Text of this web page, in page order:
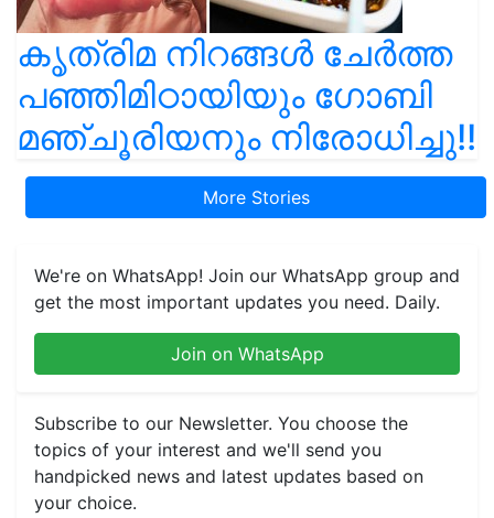
കൃത്രിമ നിറങ്ങൾ ചേർത്ത
പഞ്ഞിമിഠായിയും ഗോബി
മഞ്ചൂരിയനും നിരോധിച്ചു!!
More Stories
We're on WhatsApp! Join our WhatsApp group and
get the most important updates you need. Daily.
Join on WhatsApp
Subscribe to our Newsletter. You choose the
topics of your interest and we'll send you
handpicked news and latest updates based on
your choice.